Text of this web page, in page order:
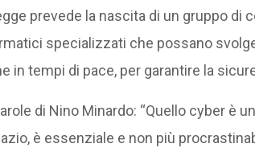
prevede la nascita di un gruppo di
specializzati che possano
in tempi di pace, per garantire la
di Nino Minardo: “Quello cyber è
è essenziale e non più